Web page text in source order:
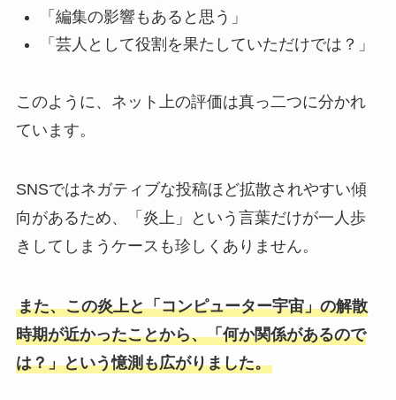
「編集の影響もあると思う」
「芸人として役割を果たしていただけでは？」
このように、ネット上の評価は真っ二つに分かれ
ています。
SNSではネガティブな投稿ほど拡散されやすい傾
向があるため、「炎上」という言葉だけが一人歩
きしてしまうケースも珍しくありません。
また、この炎上と「コンピューター宇宙」の解散
時期が近かったことから、「何か関係があるので
は？」という憶測も広がりました。